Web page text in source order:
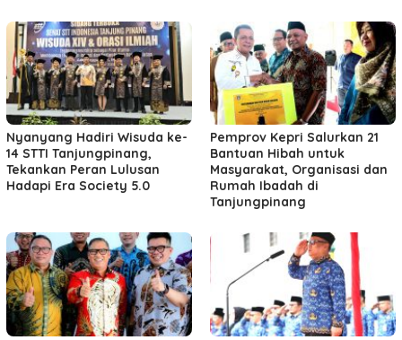
Nyanyang Hadiri Wisuda ke-
14 STTI Tanjungpinang,
Tekankan Peran Lulusan
Hadapi Era Society 5.0
Pemprov Kepri Salurkan 21
Bantuan Hibah untuk
Masyarakat, Organisasi dan
Rumah Ibadah di
Tanjungpinang